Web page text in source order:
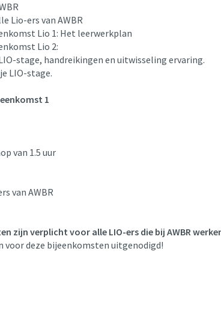
Lio-ers van AWBR
Lio 1: Het leerwerkplan
Lio 2:
stage, handreikingen en uitwisseling ervaring.
LIO-stage.
1
van 1.5 uur
van AWBR
zijn verplicht voor alle LIO-ers die bij AWBR
voor deze bijeenkomsten uitgenodigd!